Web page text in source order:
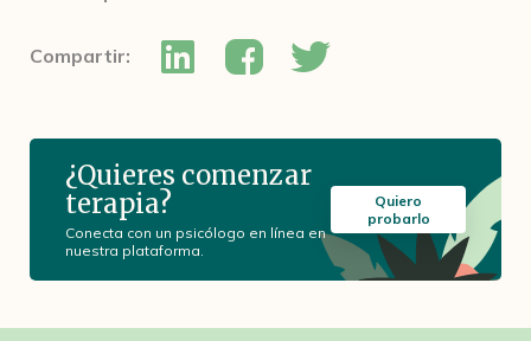
Compartir:
¿Quieres comenzar
terapia?
Conecta con un psicólogo en línea en
nuestra plataforma.
Quiero
probarlo